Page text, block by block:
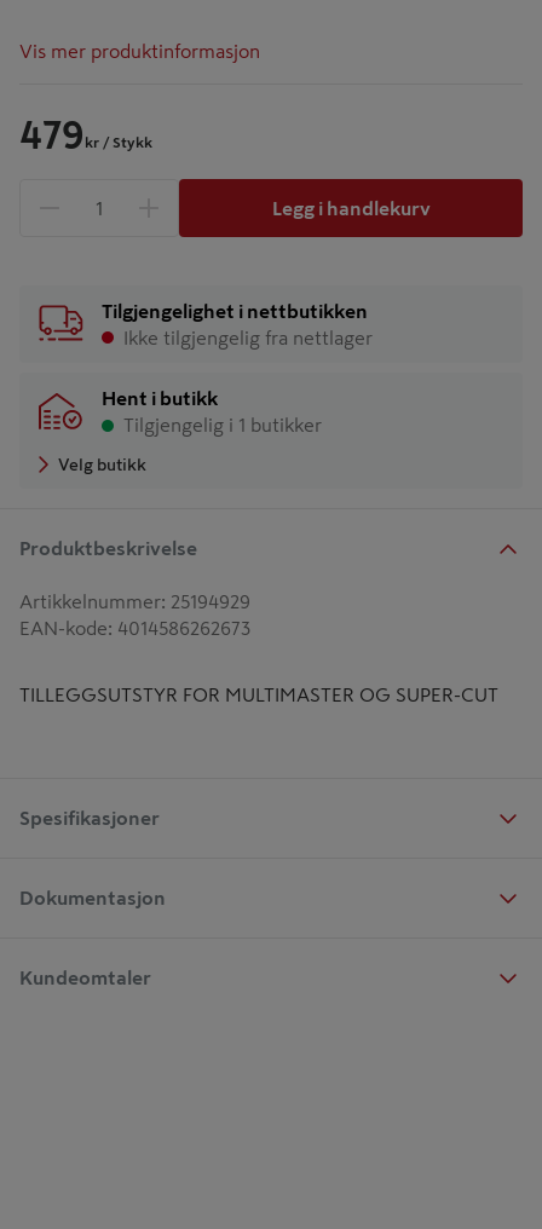
Vis mer produktinformasjon
479 kr / Stykk
1 produkter
Legg i handlekurv
Tilgjengelighet i nettbutikken
Ikke tilgjengelig fra nettlager
Hent i butikk
Tilgjengelig i 1 butikker
Velg butikk
Produktbeskrivelse
Artikkelnummer: 25194929
EAN-kode: 4014586262673
TILLEGGSUTSTYR FOR MULTIMASTER OG SUPER-CUT
Spesifikasjoner
Dokumentasjon
Kundeomtaler